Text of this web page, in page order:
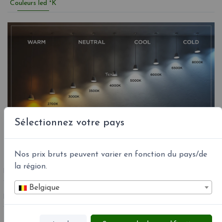
Sélectionnez votre pays
Nos prix bruts peuvent varier en fonction du pays/de
la région.
Belgique
Couleurs led °K
RÉFÉRENCE